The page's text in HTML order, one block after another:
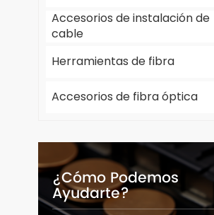
Accesorios de instalación de
cable
Herramientas de fibra
Accesorios de fibra óptica
¿Cómo Podemos
Ayudarte?